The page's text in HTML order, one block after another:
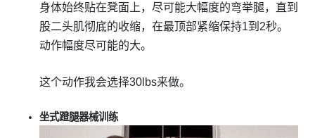
身体始终贴在凳面上，尽可能大幅度的弯举腿，直到
股二头肌彻底的收缩，在最顶部紧缩保持1到2秒。
动作幅度尽可能的大。
这个动作我会选择30lbs来做。
坐式蹬腿器械训练